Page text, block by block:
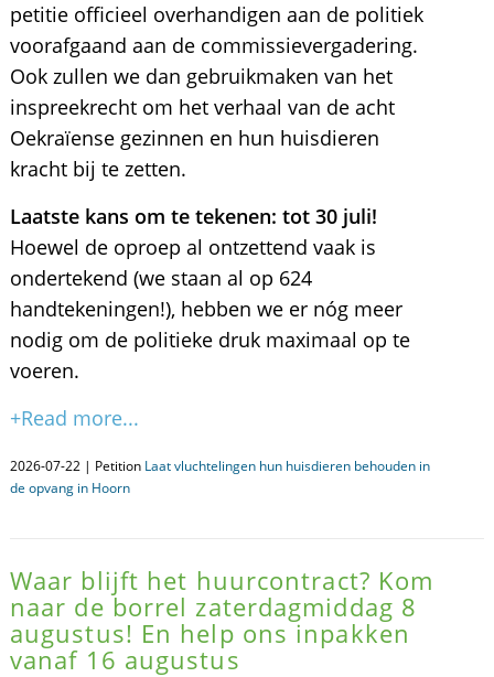
petitie officieel overhandigen aan de politiek
voorafgaand aan de commissievergadering.
Ook zullen we dan gebruikmaken van het
inspreekrecht om het verhaal van de acht
Oekraïense gezinnen en hun huisdieren
kracht bij te zetten.
Laatste kans om te tekenen: tot 30 juli!
Hoewel de oproep al ontzettend vaak is
ondertekend (we staan al op 624
handtekeningen!), hebben we er nóg meer
nodig om de politieke druk maximaal op te
voeren.
+Read more...
2026-07-22 | Petition Laat vluchtelingen hun huisdieren behouden in
de opvang in Hoorn
Waar blijft het huurcontract? Kom
naar de borrel zaterdagmiddag 8
augustus! En help ons inpakken
vanaf 16 augustus